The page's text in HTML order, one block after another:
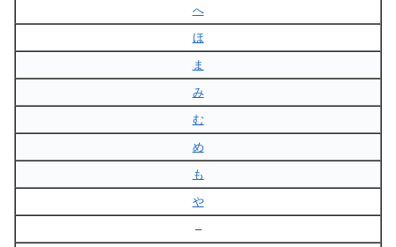
へ
ほ
ま
み
む
め
も
や
–